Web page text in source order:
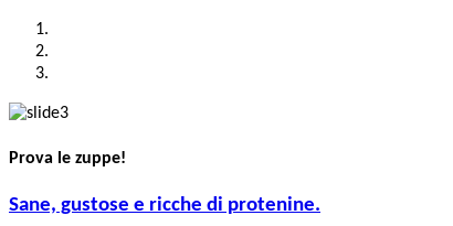
Prova le zuppe!
Sane, gustose e ricche di protenine.